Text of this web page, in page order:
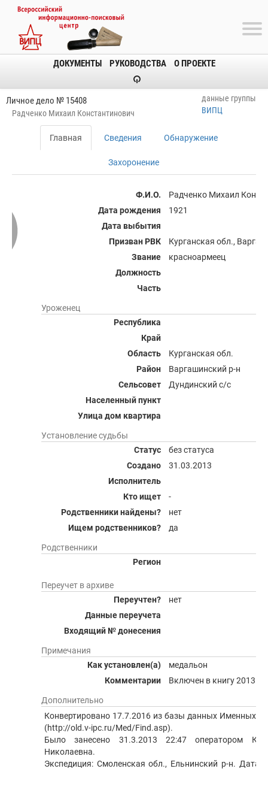
ДОКУМЕНТЫ РУКОВОДСТВА О ПРОЕКТЕ
Личное дело № 15408
Радченко Михаил Константинович
данные группы
ВИПЦ
Главная Сведения Обнаружение
Захоронение
Ф.И.О.
Радченко Михаил
Дата рождения
1921
Дата выбытия
Призван РВК
Курганская обл.,
Звание
красноармеец
Должность
Часть
Уроженец
Республика
Край
Область
Курганская обл.
Район
Варгашинский р-н
Сельсовет
Дундинский с/с
Населенный пункт
Улица дом квартира
Установление судьбы
Статус
без статуса
Создано
31.03.2013
Исполнитель
Кто ищет
-
Родственники найдены?
нет
Ищем родственников?
да
Родственники
Регион
Переучет в архиве
Переучтен?
нет
Данные переучета
Входящий № донесения
Примечания
Как установлен(а)
медальон
Комментарии
Включен в книгу 2013
Дополнительно
Конвертировано 17.7.2016 из базы данных Именных
(http://old.v-ipc.ru/Med/Find.asp).
Было занесено 31.3.2013 22:47 оператором
Николаевна.
Экспедиция: Смоленская обл., Ельнинский р-н. Дата